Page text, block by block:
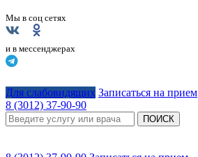
Мы в соц сетях
и в мессенджерах
Для слабовидящих Записаться на прием
8 (3012) 37-90-90
ПОИСК